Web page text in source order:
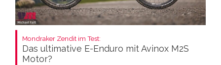
Mondraker Zendit im Test:
Das ultimative E-Enduro mit Avinox M2S
Motor?